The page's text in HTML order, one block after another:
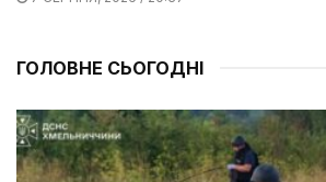
ГОЛОВНЕ СЬОГОДНІ